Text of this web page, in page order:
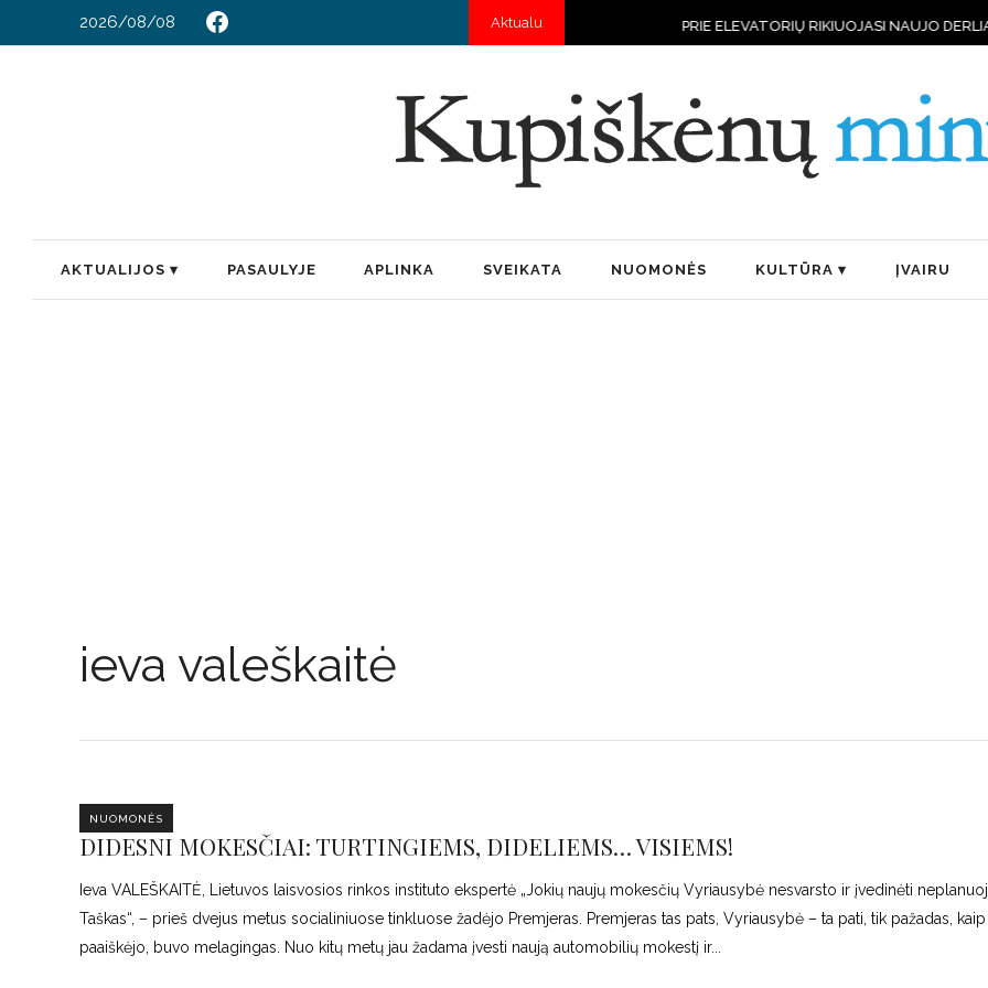
2026/08/08 Aktualu PRIE ELEVATORIŲ RIKIUOJASI NAUJO DERLIAUS
AKTUALIJOS PASAULYJE APLINKA SVEIKATA NUOMONĖS KULTŪRA ĮVAIRU
ieva valeškaitė
NUOMONĖS
DIDESNI MOKESČIAI: TURTINGIEMS, DIDELIEMS… VISIEMS!
Ieva VALEŠKAITĖ, Lietuvos laisvosios rinkos instituto ekspertė „Jokių naujų mokesčių Vyriausybė nesvarsto ir įvedinėti
Taškas“, – prieš dvejus metus socialiniuose tinkluose žadėjo Premjeras. Premjeras tas pats, Vyriausybė – ta pati, tik pažadas, kaip
paaiškėjo, buvo melagingas. Nuo kitų metų jau žadama įvesti naują automobilių mokestį ir